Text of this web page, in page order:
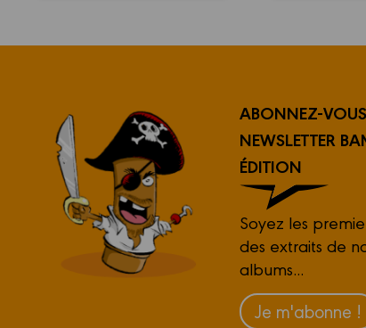
ABONNEZ-
NEWSLETTER
ÉDITION
Soyez les
des extraits de
albums...
Je m'abonne !